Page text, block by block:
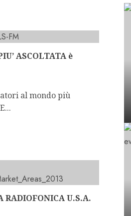
ASCOLTATA è
al mondo più
RADIOFONICA U.S.A.